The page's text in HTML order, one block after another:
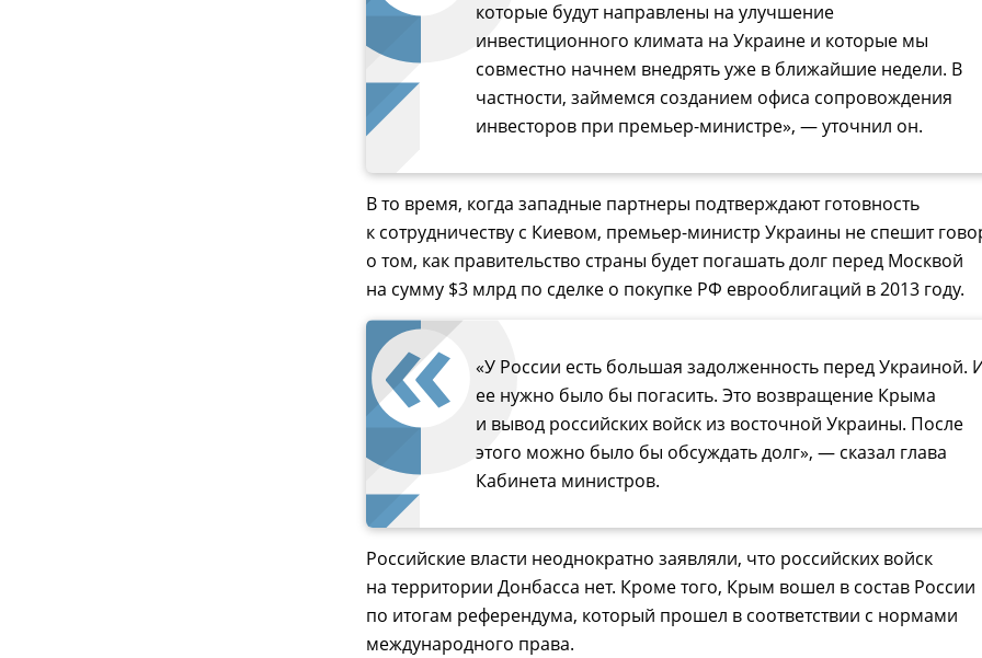
которые будут направлены на улучшение
инвестиционного климата на Украине и которые мы
совместно начнем внедрять уже в ближайшие недели. В
частности, займемся созданием офиса сопровождения
инвесторов при премьер-министре», — уточнил он.
В то время, когда западные партнеры подтверждают готовность
к сотрудничеству с Киевом, премьер-министр Украины не спешит
о том, как правительство страны будет погашать долг перед Москвой
на сумму $3 млрд по сделке о покупке РФ еврооблигаций в 2013 году.
«У России есть большая задолженность перед Украиной.
ее нужно было бы погасить. Это возвращение Крыма
и вывод российских войск из восточной Украины. После
этого можно было бы обсуждать долг», — сказал глава
Кабинета министров.
Российские власти неоднократно заявляли, что российских войск
на территории Донбасса нет. Кроме того, Крым вошел в состав России
по итогам референдума, который прошел в соответствии с нормами
международного права.